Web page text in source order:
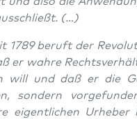
(…)
1789 beruft der
er wah­re
will und daß er die
son­dern
eigent­li­chen Urhe­ber